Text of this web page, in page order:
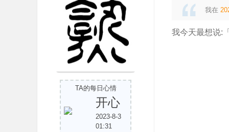
TA的每日心情
开心
2023-8-3
01:31
我在
我今天最想说: